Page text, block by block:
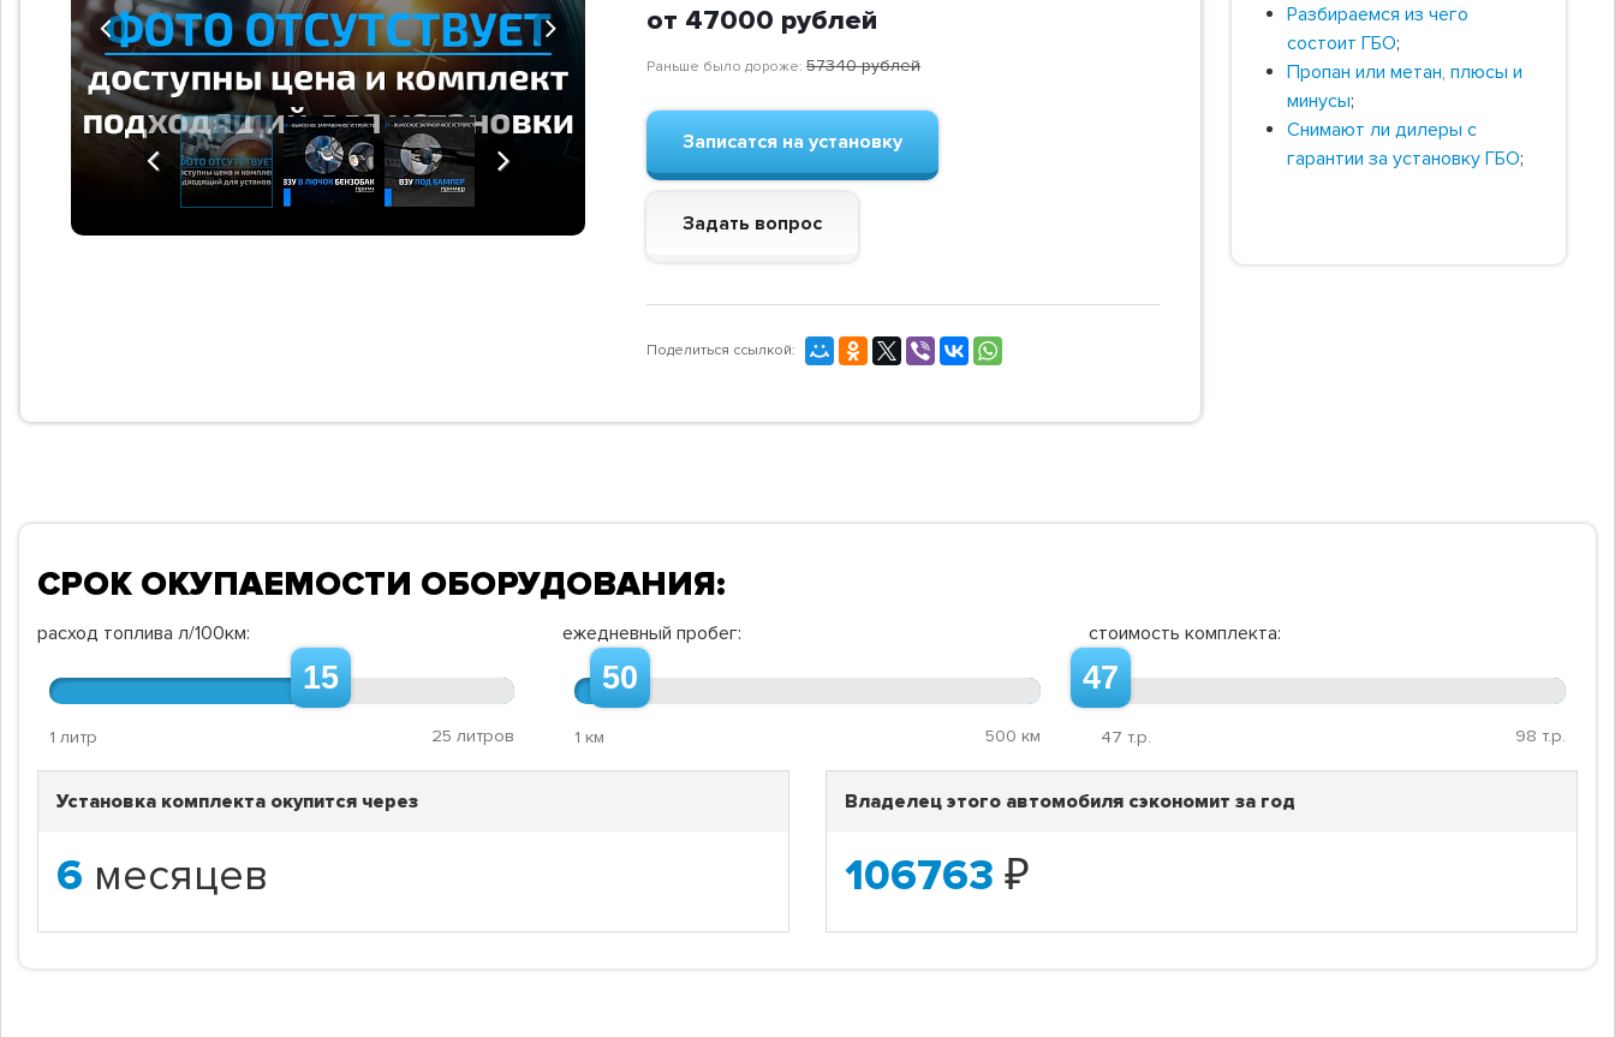
Previous Next
Previous Next
от 47000 рублей
Раньше было дороже: 57340рублей
Записатся на установку
Задать вопрос
Поделиться ссылкой:
Разбираемся из чего
состоит ГБО;
Пропан или метан, плюсы и
минусы;
Снимают ли дилеры с
гарантии за установку ГБО;
СРОК ОКУПАЕМОСТИ ОБОРУДОВАНИЯ:
расход топлива л/100км:
15
1 литр 25 литров
ежедневный пробег:
50
1 км 500 км
стоимость комплекта:
47
47 т.р. 98 т.р.
Установка комплекта окупится через
6 месяцев
Владелец этого автомобиля сэкономит за год
106763 ₽